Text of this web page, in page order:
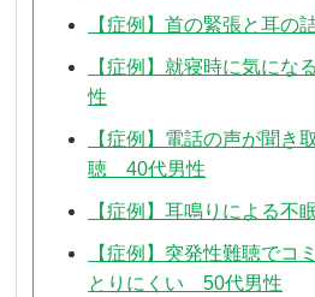
【症例】首の緊張と耳
【症例】就寝時に気に
性
【症例】電話の声が聞き
聴 40代男性
【症例】耳鳴りによる
【症例】突発性難聴でコ
とりにくい 50代男性